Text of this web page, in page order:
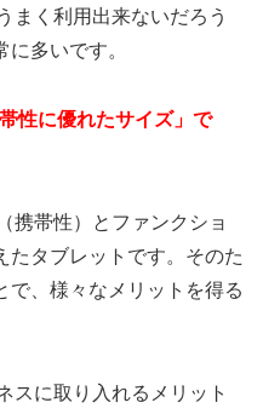
まく利用出来ないだろう
多いです。
性に優れたサイズ」で
携帯性）とファンクショ
たタブレットです。そのた
で、様々なメリットを得る
スに取り入れるメリット